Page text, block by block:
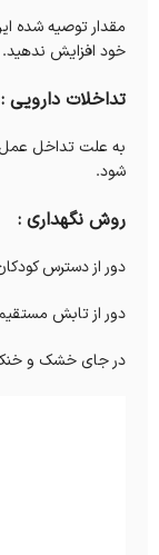
مقدار توصیه شده
خود افزایش ندهید.
تداخلات دارویی :
به علت تداخل عمل
شود.
روش نگهداری :
دور از دسترس
دور از تابش
در جای خشک و